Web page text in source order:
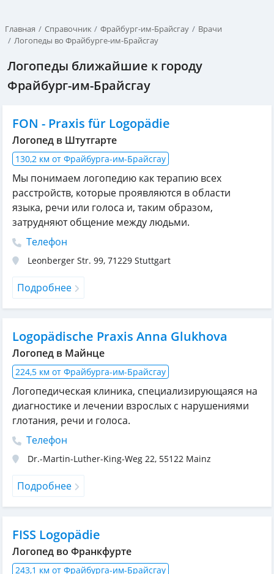
Главная Справочник Фрайбург-им-Брайсгау
Врачи
Логопеды во Фрайбурге-им-Брайсгау
Логопеды ближайшие к городу
Фрайбург-им-Брайсгау
FON - Praxis für Logopädie
Логопед в Штутгарте
130,2 км от Фрайбурга-им-Брайсгау
Мы понимаем логопедию как терапию всех
расстройств, которые проявляются в области
языка, речи или голоса и, таким образом,
затрудняют общение между людьми.
Телефон
Leonberger Str. 99, 71229 Stuttgart
Подробнее
Logopädische Praxis Anna Glukhova
Логопед в Майнце
224,5 км от Фрайбурга-им-Брайсгау
Логопедическая клиника, специализирующаяся на
диагностике и лечении взрослых с нарушениями
глотания, речи и голоса.
Телефон
Dr.-Martin-Luther-King-Weg 22, 55122 Mainz
Подробнее
FISS Logopädie
Логопед во Франкфурте
243,1 км от Фрайбурга-им-Брайсгау